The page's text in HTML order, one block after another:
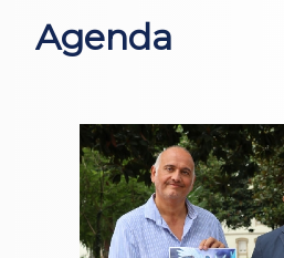
Agenda